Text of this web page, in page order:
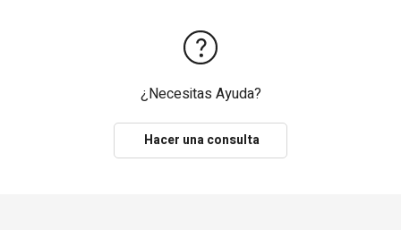
¿Necesitas Ayuda?
Hacer una consulta